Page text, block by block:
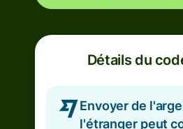
Détails du
Envoyer de
l'étranger peut